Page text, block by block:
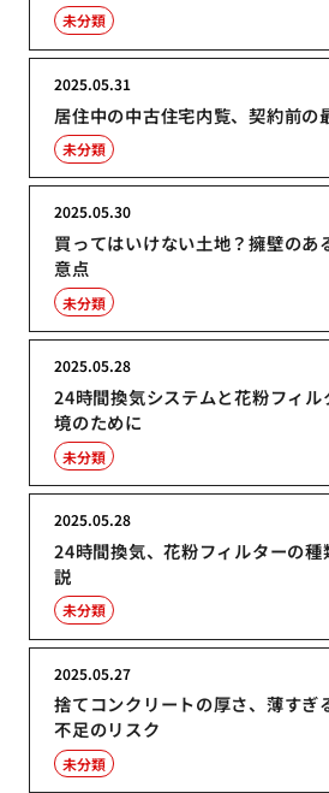
未分類
居住中の中古住宅内覧、契約前の
2025.05.31
未分類
買ってはいけない土地？擁壁のあ
意点
2025.05.30
未分類
24時間換気システムと花粉フィ
境のために
2025.05.28
未分類
24時間換気、花粉フィルターの
説
2025.05.28
未分類
捨てコンクリートの厚さ、薄すぎ
不足のリスク
2025.05.27
未分類